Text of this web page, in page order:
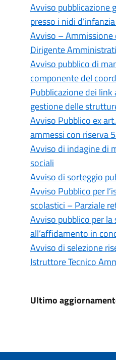
Avviso pubblicazione
presso i nidi
Avviso –
Dirigente
Avviso pubblico di
componente del
Pubblicazione dei
gestione delle
Avviso Pubblico ex
ammessi con riserva
Avviso di indagine di
sociali
Avviso di sorteggio
Avviso Pubblico per
scolastici – Parziale
Avviso pubblico per
all’affidamento in
Avviso di selezione
Istruttore Tecnico
Ultimo